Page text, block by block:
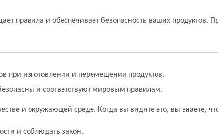
правила и обеспечивает безопасность ваших продуктов.
при изготовлении и перемещении продуктов.
и соответствуют мировым правилам.
и окружающей среде. Когда вы видите это, вы знаете,
и соблюдать закон.